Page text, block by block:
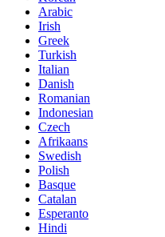
Arabic
Irish
Greek
Turkish
Italian
Danish
Romanian
Indonesian
Czech
Afrikaans
Swedish
Polish
Basque
Catalan
Esperanto
Hindi